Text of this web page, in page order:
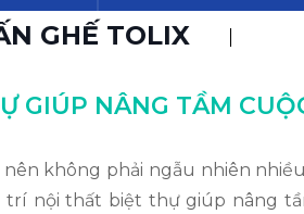
GHẾ TOLIX
GIÚP NÂNG TẦM
không phải ngẫu nhiên
nội thất biệt thự giúp nâng